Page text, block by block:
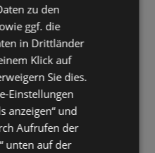
zu den
ggf. die
in Drittländer
Klick auf
Sie dies.
Einstellungen
anzeigen“ und
Aufrufen der
unten auf der